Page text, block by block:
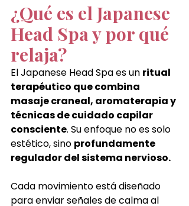
¿Qué es el Japanese
Head Spa y por qué
relaja?
El Japanese Head Spa es un ritual
terapéutico que combina
masaje craneal, aromaterapia y
técnicas de cuidado capilar
consciente. Su enfoque no es solo
estético, sino profundamente
regulador del sistema nervioso.
Cada movimiento está diseñado
para enviar señales de calma al